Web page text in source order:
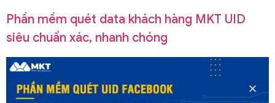
Phần mềm quét data khách hàng MKT UID
siêu chuẩn xác, nhanh chóng